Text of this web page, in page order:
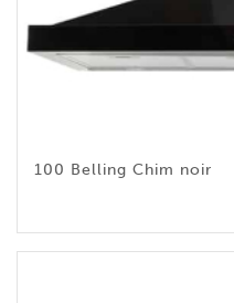
100 Belling Chim noir